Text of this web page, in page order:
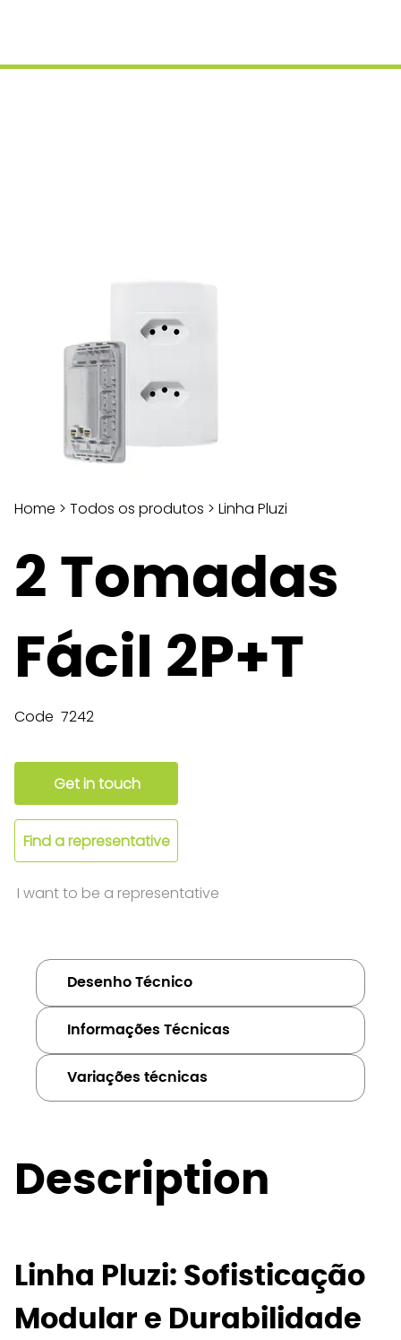
Home > Todos os produtos > Linha Pluzi
2 Tomadas
Fácil 2P+T
Code 7242
Get in touch
Find a representative
I want to be a representative
Desenho Técnico
Informações Técnicas
Variações técnicas
Description
Linha Pluzi: Sofisticação
Modular e Durabilidade